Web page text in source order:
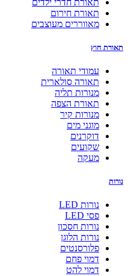
תאורת חירום
מאווררים מעוצבים
תאורת חוץ
עמודי תאורה
תאורה סולארית
מנורות תליה
תאורת הצפה
מנורות קיר
מוגני מים
דוקרנים
שקועים
מעקה
נורות
נורות LED
פסי LED
נורות חסכון
נורות הלוגן
פלורסנטים
דמוי פחם
דמוי להט